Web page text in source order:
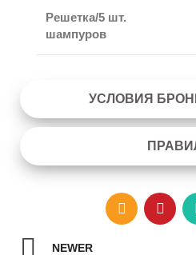
УСЛОВИЯ
Решетка/5 шт.
шампуров
NEWER